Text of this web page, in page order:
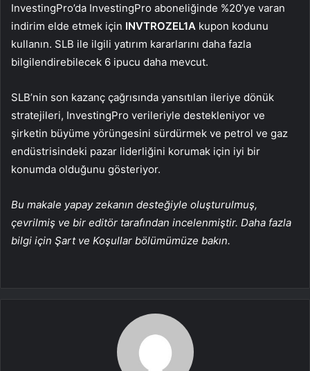
InvestingPro’da InvestingPro aboneliğinde %20’ye varan
indirim elde etmek için INVTROZEL1A kupon kodunu
kullanın. SLB ile ilgili yatırım kararlarını daha fazla
bilgilendirebilecek 6 ipucu daha mevcut.
SLB’nin son kazanç çağrısında yansıtılan ileriye dönük
stratejileri, InvestingPro verileriyle destekleniyor ve
şirketin büyüme yörüngesini sürdürmek ve petrol ve gaz
endüstrisindeki pazar liderliğini korumak için iyi bir
konumda olduğunu gösteriyor.
Bu makale yapay zekanın desteğiyle oluşturulmuş,
çevrilmiş ve bir editör tarafından incelenmiştir. Daha fazla
bilgi için Şart ve Koşullar bölümümüze bakın.